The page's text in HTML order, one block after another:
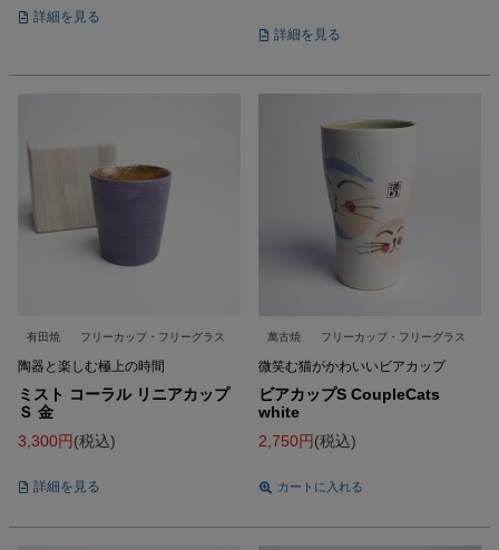
詳細を見る
詳細を見る
有田焼 フリーカップ・フリーグラス
陶器と楽しむ極上の時間
ミスト コーラル リニアカップ
Ｓ 金
3,300
税込
詳細を見る
萬古焼 フリーカップ・フリーグラス
微笑む猫がかわいいビアカップ
ビアカップS CoupleCats
white
2,750
税込
カートに入れる